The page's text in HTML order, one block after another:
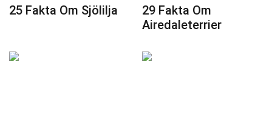
25 Fakta Om Sjölilja
29 Fakta Om
Airedaleterrier